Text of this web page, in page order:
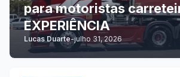
para motoristas
EXPERIÊNCIA
Lucas Duarte-julho 31, 2026